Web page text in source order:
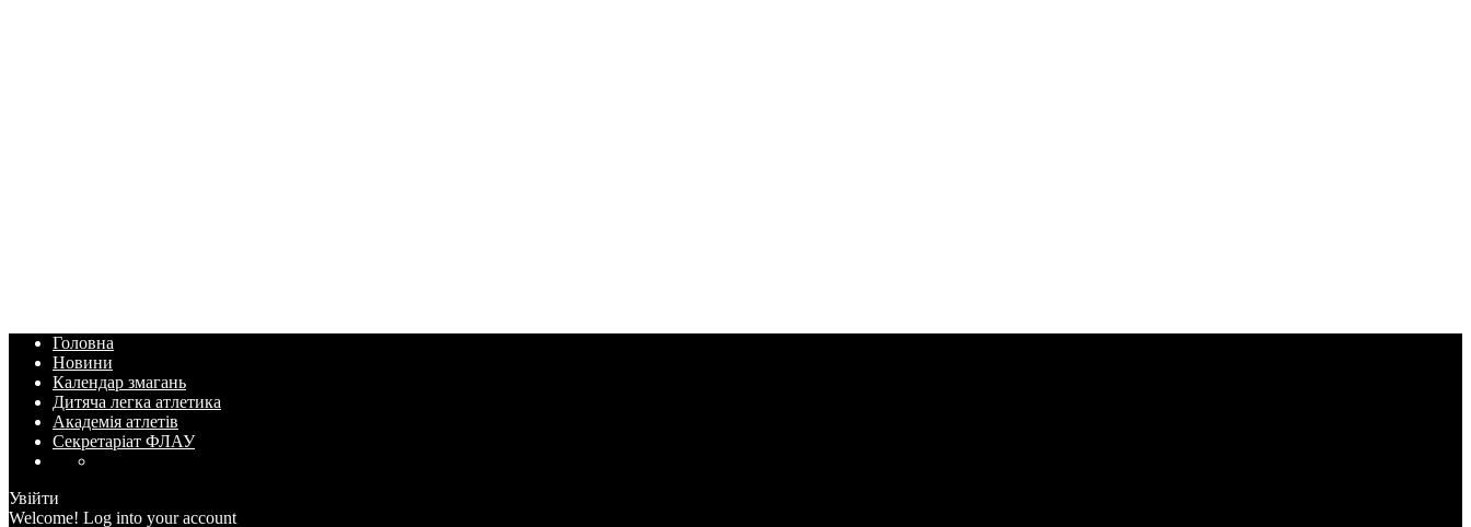
Головна
Новини
Календар змагань
Дитяча легка атлетика
Академія атлетів
Секретаріат ФЛАУ
Увійти
Welcome! Log into your account